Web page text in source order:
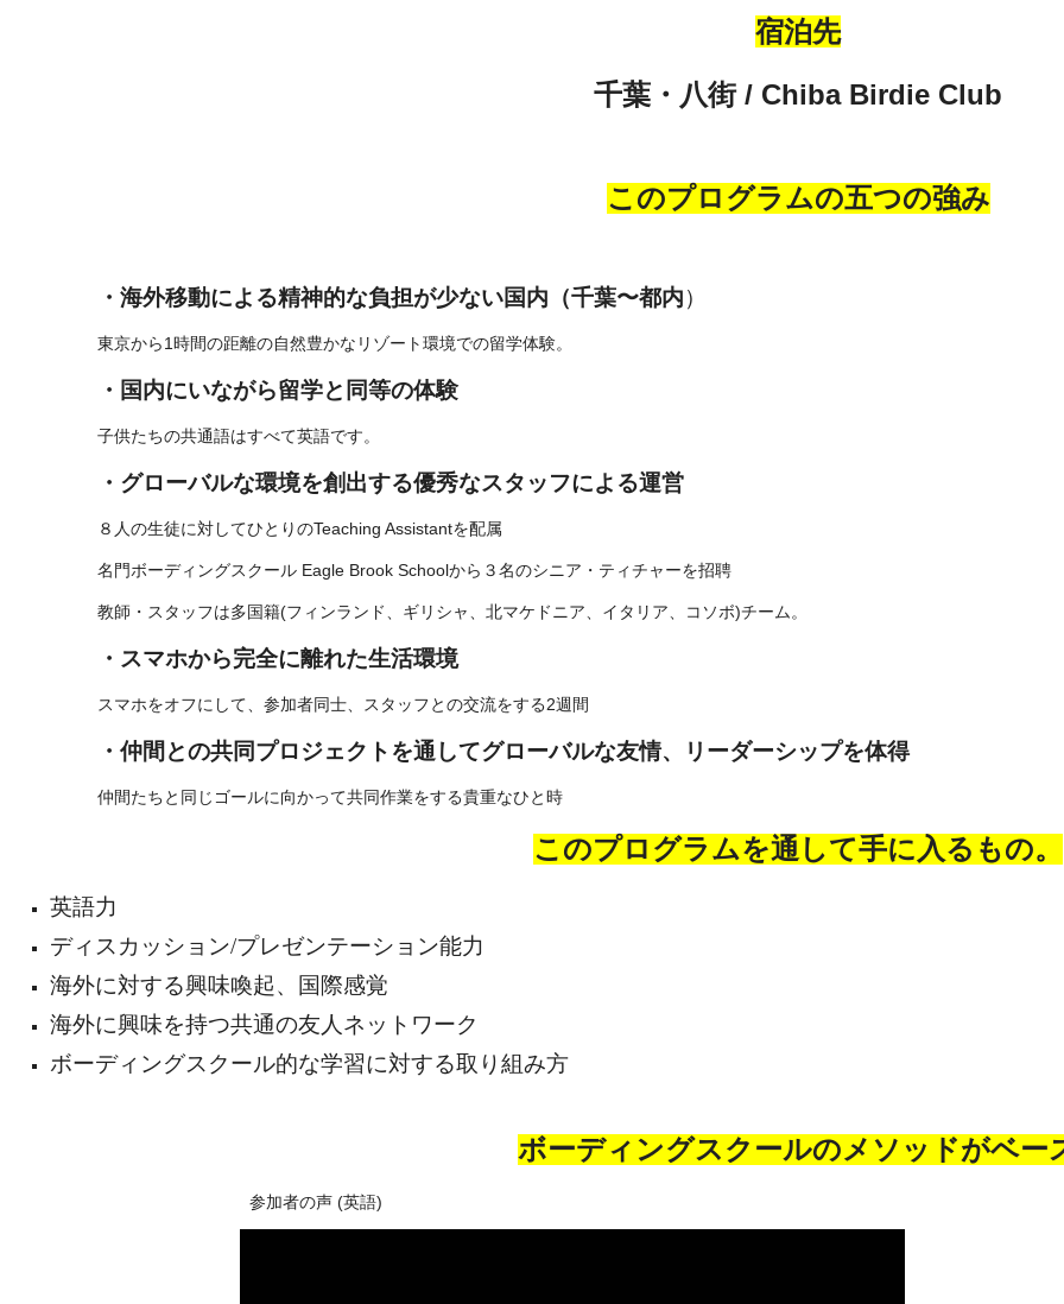
宿泊先
千葉・八街 / Chiba Birdie Club
このプログラムの五つの強み
・海外移動による精神的な負担が少ない国内（千葉〜都内）
東京から1時間の距離の自然豊かなリゾート環境での留学体験。
・国内にいながら留学と同等の体験
子供たちの共通語はすべて英語です。
・グローバルな環境を創出する優秀なスタッフによる運営
８人の生徒に対してひとりのTeaching Assistantを配属
名門ボーディングスクール Eagle Brook Schoolから３名のシニア・ティチャーを招聘
教師・スタッフは多国籍(フィンランド、ギリシャ、北マケドニア、イタリア、コソボ)チーム。
・スマホから完全に離れた生活環境
スマホをオフにして、参加者同士、スタッフとの交流をする2週間
・仲間との共同プロジェクトを通してグローバルな友情、リーダーシップを体得
仲間たちと同じゴールに向かって共同作業をする貴重なひと時
このプログラムを通して手に入るもの。
英語力
ディスカッション/プレゼンテーション能力
海外に対する興味喚起、国際感覚
海外に興味を持つ共通の友人ネットワーク
ボーディングスクール的な学習に対する取り組み方
ボーディングスクールのメソッドがベー
参加者の声 (英語)